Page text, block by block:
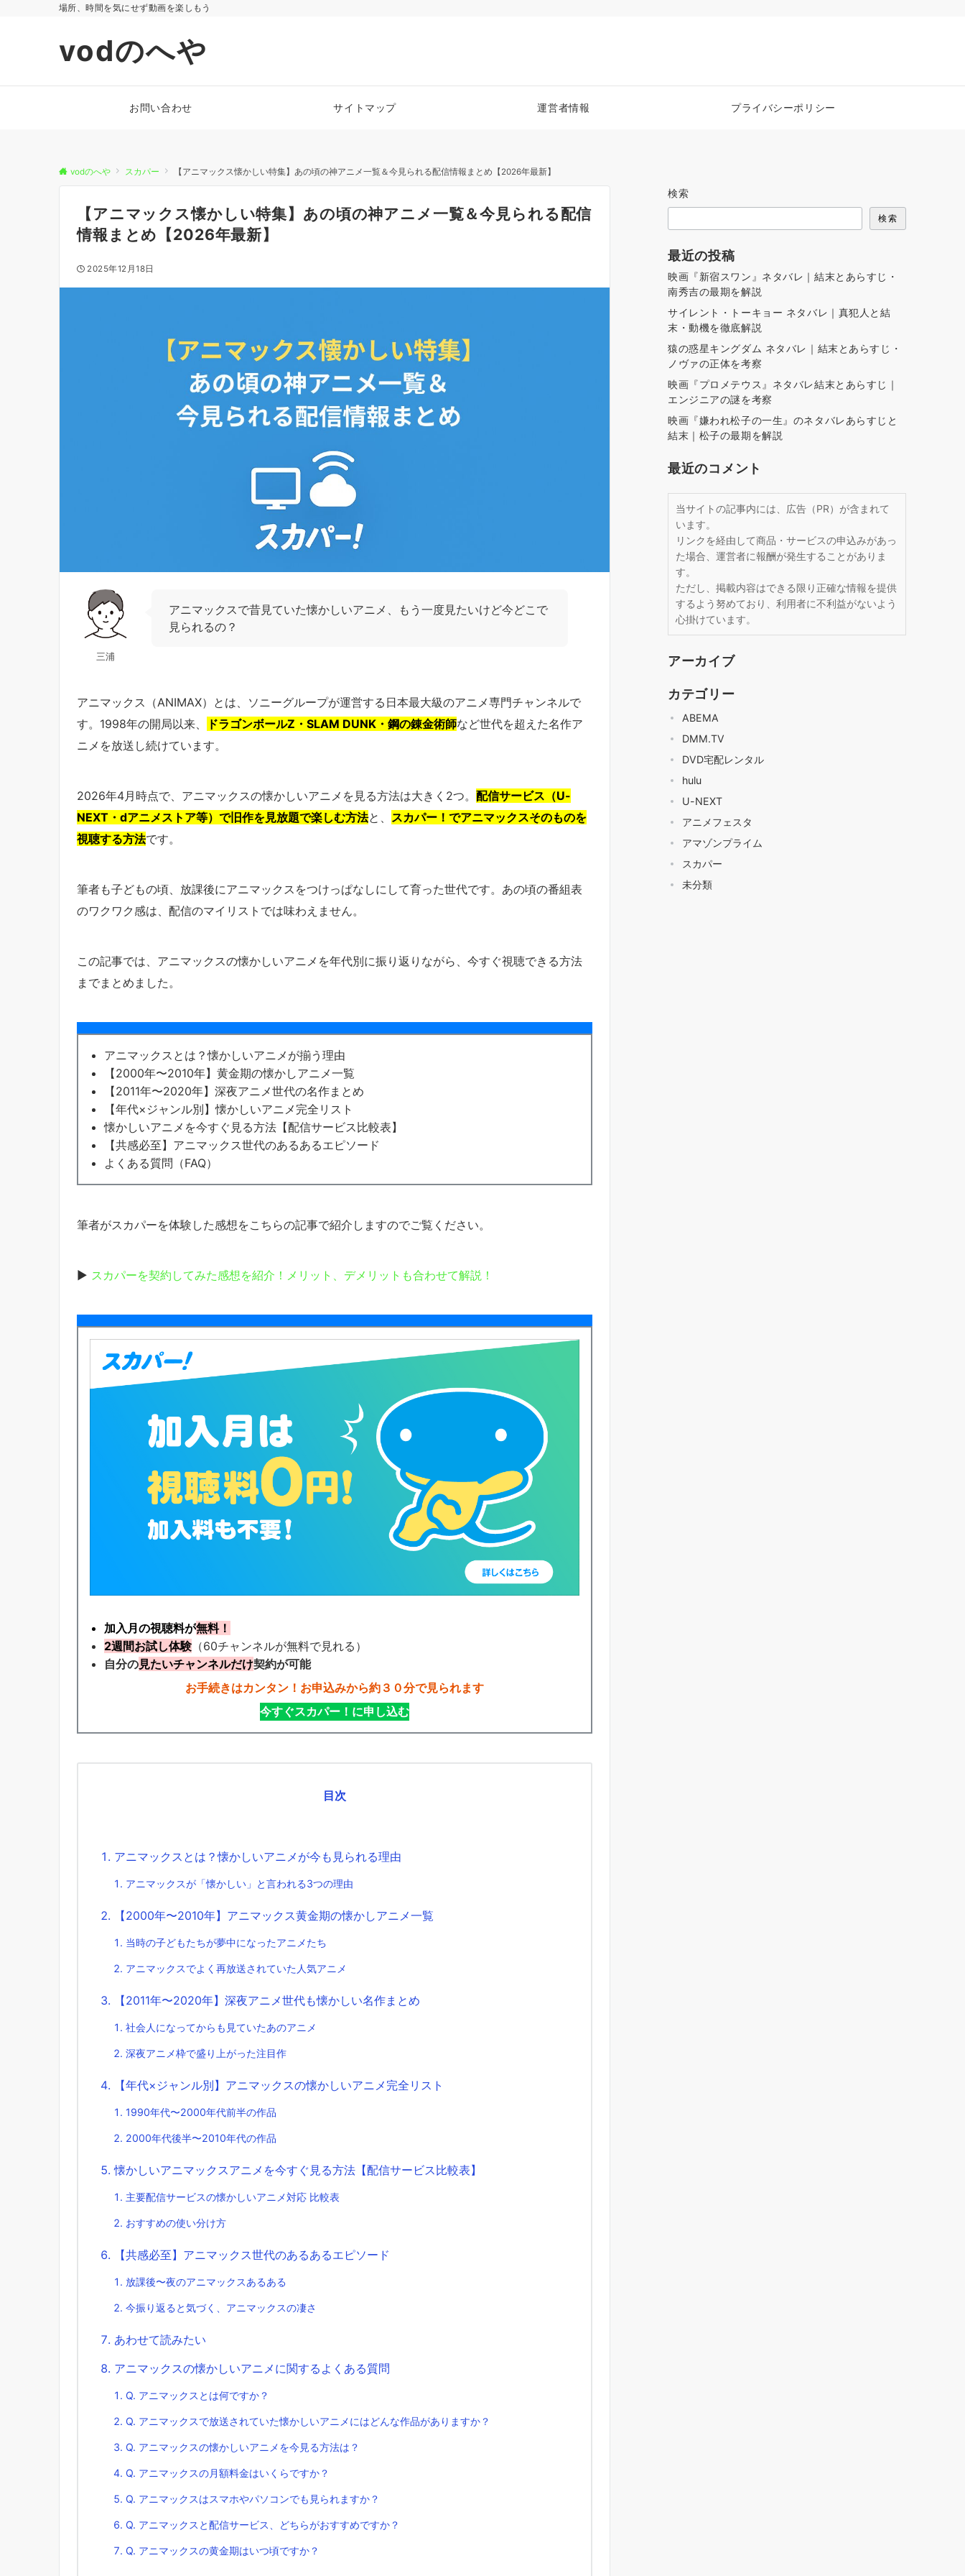
場所、時間を気にせず動画を楽しもう
vodのへや
お問い合わせ サイトマップ 運営者情報 プライバシーポリシー
vodのへや スカパー 【アニマックス懐かしい特集】あの頃の神アニメ一覧＆今見られる配信情報まとめ【2026年最新】
【アニマックス懐かしい特集】あの頃の神アニメ一覧＆今見られる配信
情報まとめ【2026年最新】
2025年12月18日
三浦
アニマックスで昔見ていた懐かしいアニメ、もう一度見たいけど今どこで
見られるの？
アニマックス（ANIMAX）とは、ソニーグループが運営する日本最大級のアニメ専門チャンネルで
す。1998年の開局以来、
ドラゴンボールZ・SLAM DUNK・鋼の錬金術師など世代を超えた名作ア
ニメを放送し続けています。
2026年4月時点で、アニマックスの懐かしいアニメを見る方法は大きく2つ。 配信サービス（U-
NEXT・dアニメストア等）で旧作を見放題で楽しむ方法と、 スカパー！でアニマックスそのものを
視聴する方法です。
筆者も子どもの頃、放課後にアニマックスをつけっぱなしにして育った世代です。あの頃の番組表
のワクワク感は、配信のマイリストでは味わえません。
この記事では、アニマックスの懐かしいアニメを年代別に振り返りながら、今すぐ視聴できる方法
までまとめました。
アニマックスとは？懐かしいアニメが揃う理由
【2000年〜2010年】黄金期の懐かしアニメ一覧
【2011年〜2020年】深夜アニメ世代の名作まとめ
【年代×ジャンル別】懐かしいアニメ完全リスト
懐かしいアニメを今すぐ見る方法【配信サービス比較表】
【共感必至】アニマックス世代のあるあるエピソード
よくある質問（FAQ）
筆者がスカパーを体験した感想をこちらの記事で紹介しますのでご覧ください。
▶ スカパーを契約してみた感想を紹介！メリット、デメリットも合わせて解説！
加入月の視聴料が無料！
2週間お試し体験（60チャンネルが無料で見れる）
自分の見たいチャンネルだけ契約が可能
お手続きはカンタン！お申込みから約３０分で見られます
今すぐスカパー！に申し込む
目次
アニマックスとは？懐かしいアニメが今も見られる理由
アニマックスが「懐かしい」と言われる3つの理由
【2000年〜2010年】アニマックス黄金期の懐かしアニメ一覧
当時の子どもたちが夢中になったアニメたち
アニマックスでよく再放送されていた人気アニメ
【2011年〜2020年】深夜アニメ世代も懐かしい名作まとめ
社会人になってからも見ていたあのアニメ
深夜アニメ枠で盛り上がった注目作
【年代×ジャンル別】アニマックスの懐かしいアニメ完全リスト
1990年代〜2000年代前半の作品
2000年代後半〜2010年代の作品
懐かしいアニマックスアニメを今すぐ見る方法【配信サービス比較表】
主要配信サービスの懐かしいアニメ対応 比較表
おすすめの使い分け方
【共感必至】アニマックス世代のあるあるエピソード
放課後〜夜のアニマックスあるある
今振り返ると気づく、アニマックスの凄さ
あわせて読みたい
アニマックスの懐かしいアニメに関するよくある質問
Q. アニマックスとは何ですか？
Q. アニマックスで放送されていた懐かしいアニメにはどんな作品がありますか？
Q. アニマックスの懐かしいアニメを今見る方法は？
Q. アニマックスの月額料金はいくらですか？
Q. アニマックスはスマホやパソコンでも見られますか？
Q. アニマックスと配信サービス、どちらがおすすめですか？
Q. アニマックスの黄金期はいつ頃ですか？
検索
検索
最近の投稿
映画『新宿スワン』ネタバレ｜結末とあらすじ・
南秀吉の最期を解説
サイレント・トーキョー ネタバレ｜真犯人と結
末・動機を徹底解説
猿の惑星キングダム ネタバレ｜結末とあらすじ・
ノヴァの正体を考察
映画『プロメテウス』ネタバレ結末とあらすじ｜
エンジニアの謎を考察
映画『嫌われ松子の一生』のネタバレあらすじと
結末｜松子の最期を解説
最近のコメント
当サイトの記事内には、広告（PR）が含まれて
います。
リンクを経由して商品・サービスの申込みがあっ
た場合、運営者に報酬が発生することがありま
す。
ただし、掲載内容はできる限り正確な情報を提供
するよう努めており、利用者に不利益がないよう
心掛けています。
アーカイブ
カテゴリー
ABEMA
DMM.TV
DVD宅配レンタル
hulu
U-NEXT
アニメフェスタ
アマゾンプライム
スカパー
未分類